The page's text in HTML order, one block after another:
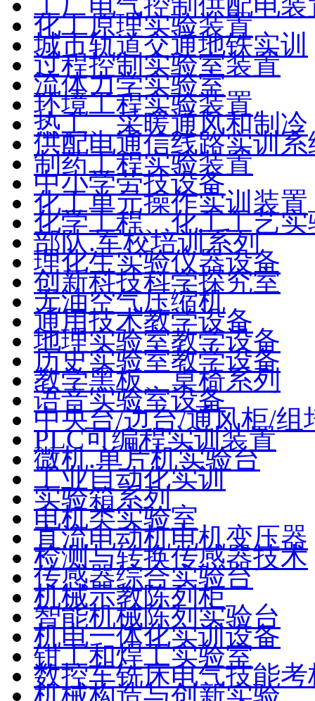
化工原理实验装置
城市轨道交通地铁实训
过程控制实验室装置
流体力学实验室
环境工程实验装置
热工、采暖通风和制冷
供配电通信线路实训系
制药工程实验装置
中小学劳技设备
化工单元操作实训装置
化学工程、化工工艺
部队.军校培训系列
理化生实验仪器设备
创新科技科学探究室
无油空气压缩机
通用技术教学设备
地理实验室教学设备
历史实验室教学设备
教学黑板、桌椅系列
语音实验室设备
中央台/边台/通风柜/组
PLC可编程实训装置
微机.单片机实验台
工业自动化实训
实验箱系列
电机类实验室
直流电动机电机变压器
检测与转换传感器技术
传感器综合实验台
机械示教陈列柜
智能机械陈列实验台
机电一体化实训设备
钳工和焊工实验室
数控车铣床电气技能考
机械构造与创新实验